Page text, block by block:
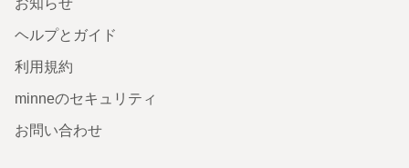
ヘルプとガイド
利用規約
minneのセキュリティ
お問い合わせ